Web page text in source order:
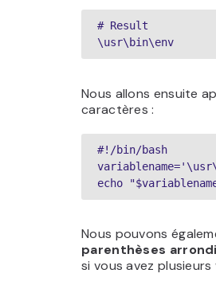
# Result
\usr\bin\env
Nous allons ensuite
caractères :
#!/bin/bash
echo
Nous pouvons
parenthèses
si vous avez plusieurs